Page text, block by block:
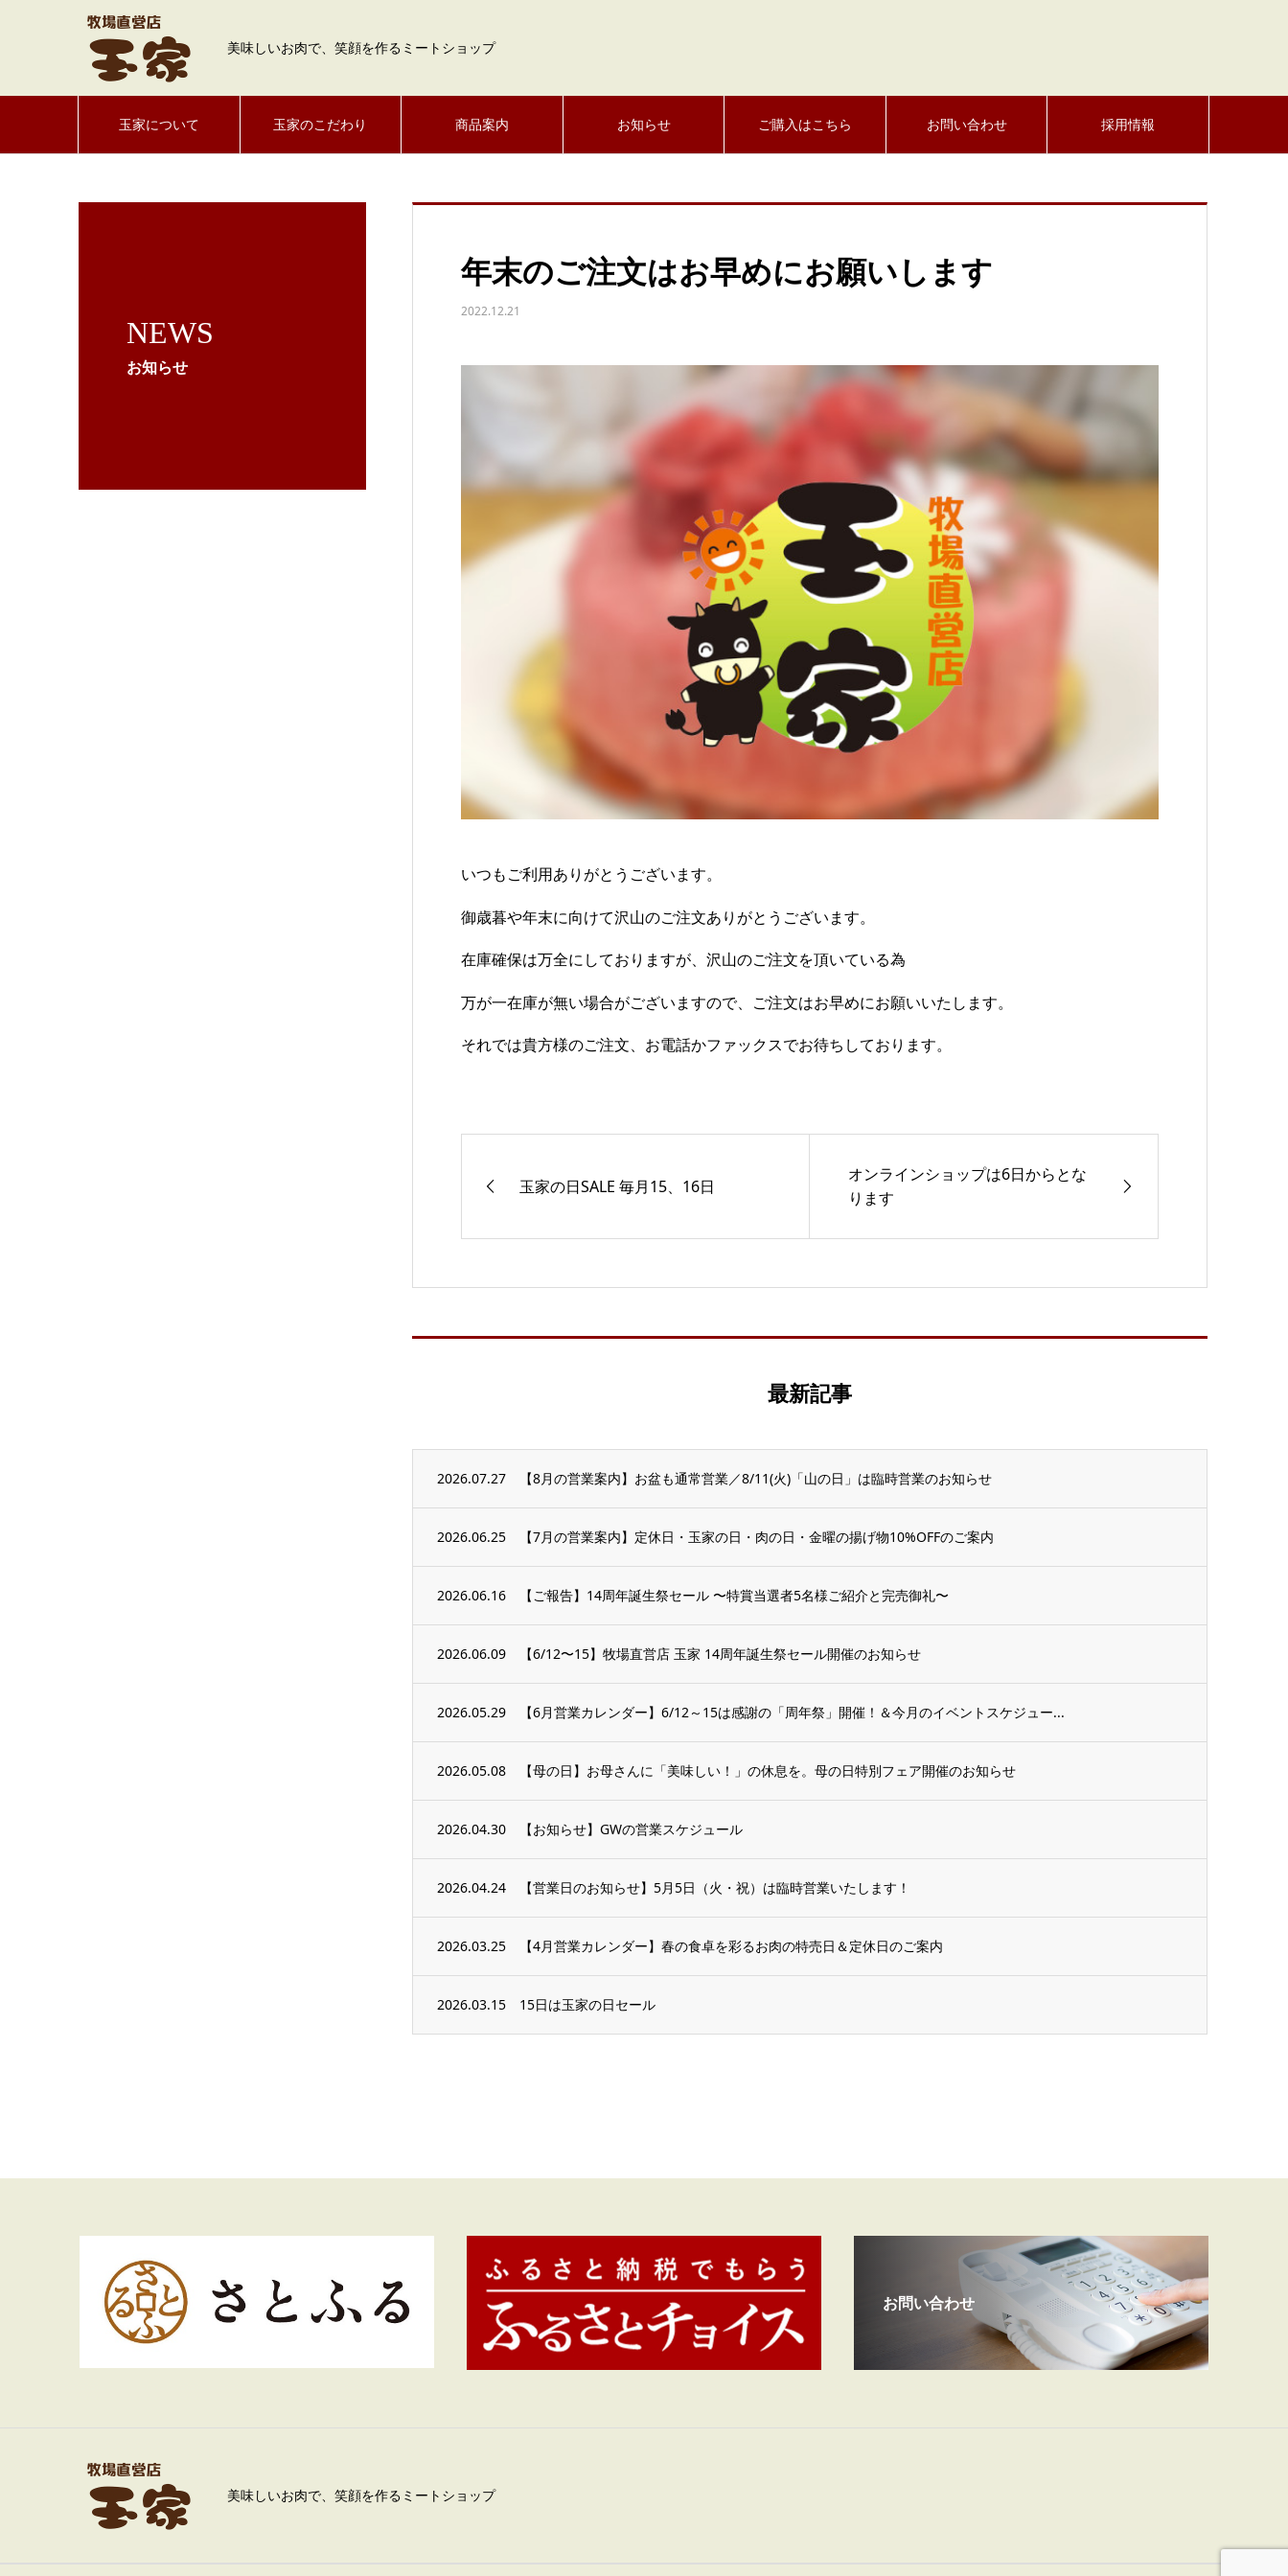
美味しいお肉で、笑顔を作るミートショップ
玉家について 玉家のこだわり 商品案内 お知らせ ご購入はこちら お問い合わせ 採用情報
NEWS
お知らせ
年末のご注文はお早めにお願いします
2022.12.21
いつもご利用ありがとうございます。
御歳暮や年末に向けて沢山のご注文ありがとうございます。
在庫確保は万全にしておりますが、沢山のご注文を頂いている為
万が一在庫が無い場合がございますので、ご注文はお早めにお願いいたします。
それでは貴方様のご注文、お電話かファックスでお待ちしております。
玉家の日SALE 毎月15、16日
オンラインショップは6日からとな
ります
最新記事
2026.07.27 【8月の営業案内】お盆も通常営業／8/11(火)「山の日」は臨時営業のお知らせ
2026.06.25 【7月の営業案内】定休日・玉家の日・肉の日・金曜の揚げ物10%OFFのご案内
2026.06.16 【ご報告】14周年誕生祭セール 〜特賞当選者5名様ご紹介と完売御礼〜
2026.06.09 【6/12〜15】牧場直営店 玉家 14周年誕生祭セール開催のお知らせ
2026.05.29 【6月営業カレンダー】6/12～15は感謝の「周年祭」開催！＆今月のイベントスケジュー...
2026.05.08 【母の日】お母さんに「美味しい！」の休息を。母の日特別フェア開催のお知らせ
2026.04.30 【お知らせ】GWの営業スケジュール
2026.04.24 【営業日のお知らせ】5月5日（火・祝）は臨時営業いたします！
2026.03.25 【4月営業カレンダー】春の食卓を彩るお肉の特売日＆定休日のご案内
2026.03.15 15日は玉家の日セール
お問い合わせ
美味しいお肉で、笑顔を作るミートショップ